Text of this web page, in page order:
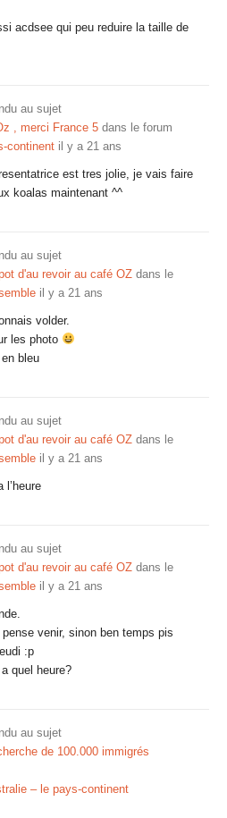
acdsee qui peu reduire la taille de
au sujet
, merci France 5 dans le forum
continent il y a 21 ans
est tres jolie, je vais faire
koalas maintenant ^^
au sujet
d'au revoir au café OZ dans le
il y a 21 ans
volder.
les photo
bleu
au sujet
d'au revoir au café OZ dans le
il y a 21 ans
l’heure
au sujet
d'au revoir au café OZ dans le
il y a 21 ans
venir, sinon ben temps pis
:p
quel heure?
au sujet
de 100.000 immigrés
– le pays-continent